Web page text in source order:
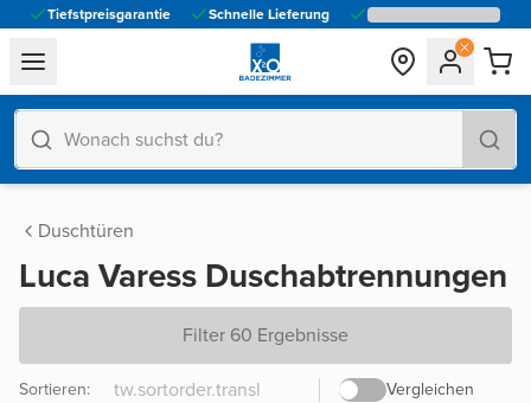
Tiefstpreisgarantie Schnelle Lieferung
general.navigation.toggle_menu.label
Duschtüren
Luca Varess Duschabtrennungen
Filter 60 Ergebnisse
Vergleichen
Sortieren: